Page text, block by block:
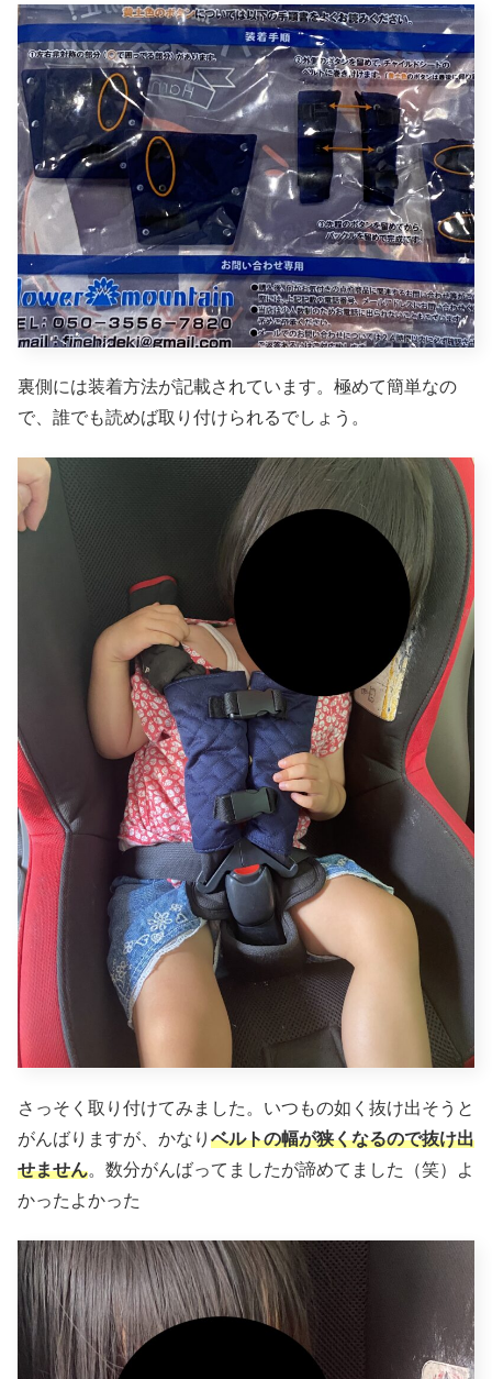
裏側には装着方法が記載されています。極めて簡単なの
で、誰でも読めば取り付けられるでしょう。
さっそく取り付けてみました。いつもの如く抜け出そうと
がんばりますが、かなり ベルトの幅が狭くなるので抜け出
せません。数分がんばってましたが諦めてました（笑）よ
かったよかった